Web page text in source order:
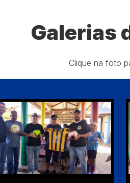
Galerias
Clique na foto